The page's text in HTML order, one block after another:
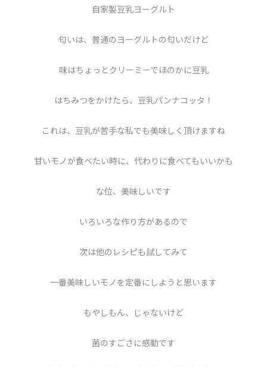
自家製豆乳ヨーグルト
匂いは、普通のヨーグルトの匂いだけど
味はちょっとクリーミーでほのかに豆乳
はちみつをかけたら、豆乳パンナコッタ！
これは、豆乳が苦手な私でも美味しく頂けますね
甘いモノが食べたい時に、代わりに食べてもいいかも
な位、美味しいです
いろいろな作り方があるので
次は他のレシピも試してみて
一番美味しいモノを定番にしようと思います
もやしもん、じゃないけど
菌のすごさに感動です